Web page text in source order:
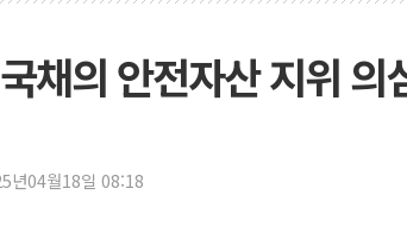
민주당
인천서
채의 안전자산 지위 의
년04월18일 08:18